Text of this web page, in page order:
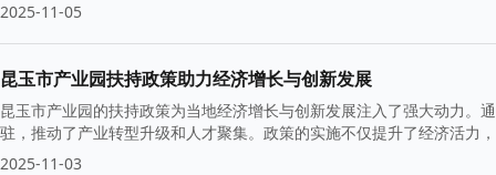
2025-11-05
昆玉市产业园扶持政策助力经济增长与创新发展
昆玉市产业园的扶持政策为当地经济增长与创新发展注入了强大动力。
驻，推动了产业转型升级和人才聚集。政策的实施不仅提升了经济活力
质量发展。
2025-11-03